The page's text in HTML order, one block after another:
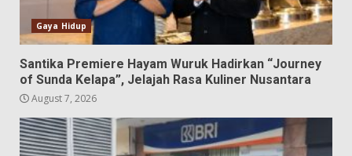
Gaya Hidup
Santika Premiere Hayam Wuruk Hadirkan “Journey
of Sunda Kelapa”, Jelajah Rasa Kuliner Nusantara
August 7, 2026